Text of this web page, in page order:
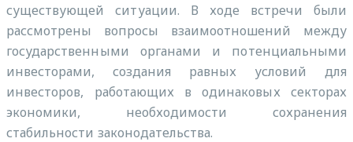
существующей ситуации. В ходе встречи были
рассмотрены вопросы взаимоотношений между
государственными органами и потенциальными
инвесторами, создания равных условий для
инвесторов, работающих в одинаковых секторах
экономики, необходимости сохранения
стабильности законодательства.